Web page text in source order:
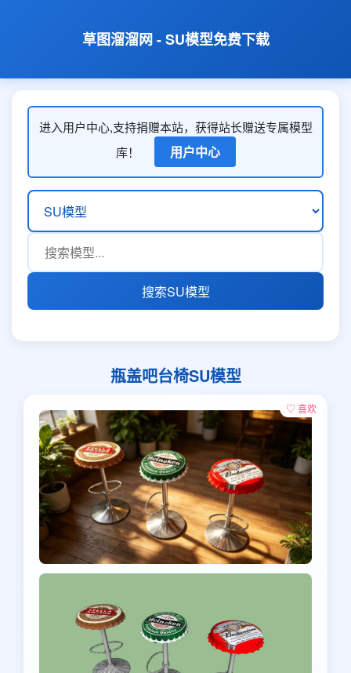
草图溜溜网 - SU模型免费下载
进入用户中心,支持捐赠本站，获得站长赠送专属模型
库！
用户中心
搜索SU模型
瓶盖吧台椅SU模型
♡ 喜欢